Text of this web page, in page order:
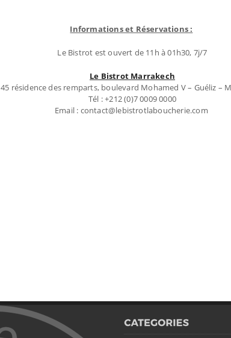
Informations et Réservations :
Le Bistrot est ouvert de 11h à 01h30, 7j/7
Le Bistrot Marrakech
45 résidence des remparts, boulevard Mohamed V – Guéliz –
Tél : +212 (0)7 0009 0000
Email : contact@lebistrotlaboucherie.com